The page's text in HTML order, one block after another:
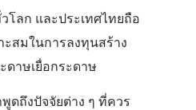
โลก และประเทศไทยถือ
ะสมในการลงทุนสร้าง
ดาษเยื่อกระดาษ
ดถึงปัจจัยต่าง ๆ ที่ควร